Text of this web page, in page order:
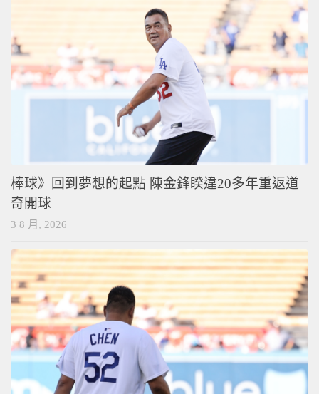
棒球》回到夢想的起點 陳金鋒睽違20多年重返道
奇開球
3 8 月, 2026